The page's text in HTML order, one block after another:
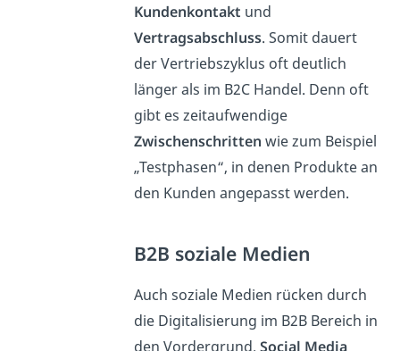
Kundenkontakt und
Vertragsabschluss. Somit dauert
der Vertriebszyklus oft deutlich
länger als im B2C Handel. Denn oft
gibt es zeitaufwendige
Zwischenschritten wie zum Beispiel
„Testphasen“, in denen Produkte an
den Kunden angepasst werden.
B2B soziale Medien
Auch soziale Medien rücken durch
die Digitalisierung im B2B Bereich in
den Vordergrund. Social Media